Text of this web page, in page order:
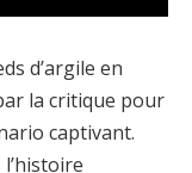
d’argile en
la critique pour
captivant.